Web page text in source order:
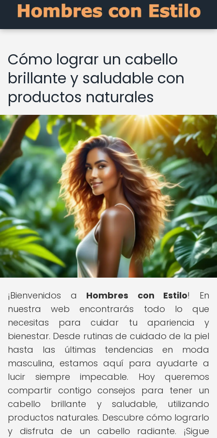
Cómo lograr un cabello
brillante y saludable con
productos naturales
¡Bienvenidos a Hombres con Estilo! En
nuestra web encontrarás todo lo que
necesitas para cuidar tu apariencia y
bienestar. Desde rutinas de cuidado de la piel
hasta las últimas tendencias en moda
masculina, estamos aquí para ayudarte a
lucir siempre impecable. Hoy queremos
compartir contigo consejos para tener un
cabello brillante y saludable, utilizando
productos naturales. Descubre cómo lograrlo
y disfruta de un cabello radiante. ¡Sigue